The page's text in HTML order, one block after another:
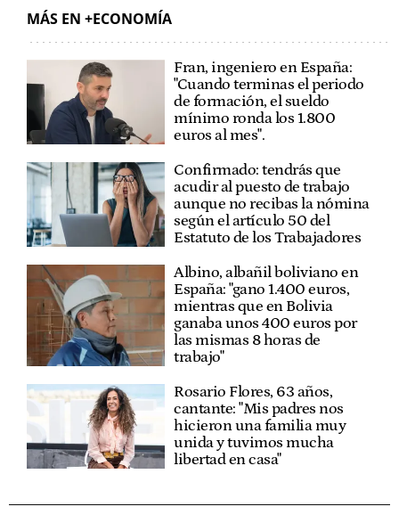
MÁS EN +ECONOMÍA
Fran, ingeniero en España:
"Cuando terminas el periodo
de formación, el sueldo
mínimo ronda los 1.800
euros al mes".
Confirmado: tendrás que
acudir al puesto de trabajo
aunque no recibas la nómina
según el artículo 50 del
Estatuto de los Trabajadores
Albino, albañil boliviano en
España: "gano 1.400 euros,
mientras que en Bolivia
ganaba unos 400 euros por
las mismas 8 horas de
trabajo"
Rosario Flores, 63 años,
cantante: "Mis padres nos
hicieron una familia muy
unida y tuvimos mucha
libertad en casa"